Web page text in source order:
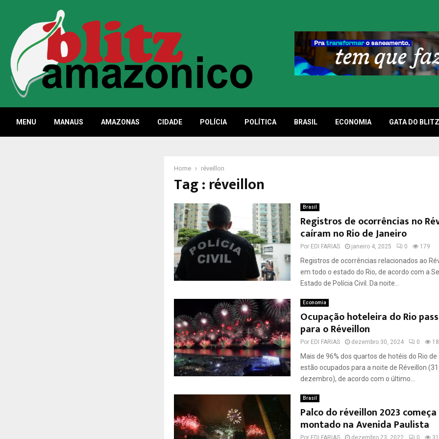
MENU MANAUS AMAZONAS CIDADE POLÍCIA POLÍTICA BRASIL ECONOMIA GATA DO BLITZ
Home réveillon
Tag : réveillon
Brasil
Registros de ocorrências no
caíram no Rio de Janeiro
Por EDI FARIAS janeiro 4, 2025 0 179
Registros de ocorrências relacionados ao
em todo o estado do Rio, de acordo com a
Estado de Polícia Civil. Da noite...
Economia
Ocupação hoteleira do Rio
para o Réveillon
Por EDI FARIAS dezembro 30, 2024 0
Mais de 96% dos quartos de hotéis do Rio
estão ocupados para a noite de Réveillon
dezembro), de acordo com o último...
Brasil
Palco do réveillon 2023
montado na Avenida Paulista
Por EDI FARIAS dezembro 23, 2022 0